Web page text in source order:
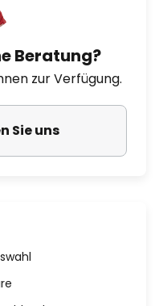
Beratung?
zur Verfügung.
Sie uns